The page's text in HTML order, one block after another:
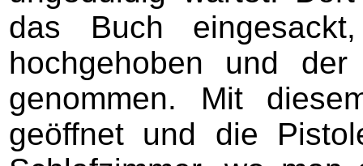
das Buch
hochgehoben und der
genommen. Mit
geöffnet und die